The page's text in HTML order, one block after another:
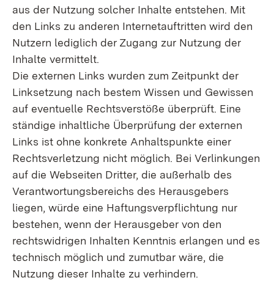
aus der Nutzung solcher Inhalte entstehen. Mit
den Links zu anderen Internetauftritten wird den
Nutzern lediglich der Zugang zur Nutzung der
Inhalte vermittelt.
Die externen Links wurden zum Zeitpunkt der
Linksetzung nach bestem Wissen und Gewissen
auf eventuelle Rechtsverstöße überprüft. Eine
ständige inhaltliche Überprüfung der externen
Links ist ohne konkrete Anhaltspunkte einer
Rechtsverletzung nicht möglich. Bei Verlinkungen
auf die Webseiten Dritter, die außerhalb des
Verantwortungsbereichs des Herausgebers
liegen, würde eine Haftungsverpflichtung nur
bestehen, wenn der Herausgeber von den
rechtswidrigen Inhalten Kenntnis erlangen und es
technisch möglich und zumutbar wäre, die
Nutzung dieser Inhalte zu verhindern.